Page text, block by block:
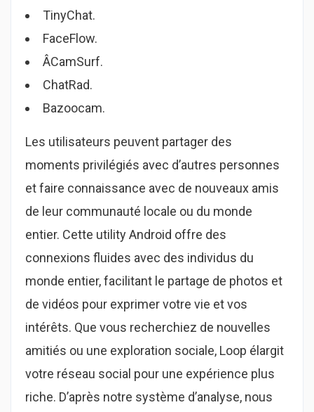
TinyChat.
FaceFlow.
ÂCamSurf.
ChatRad.
Bazoocam.
Les utilisateurs peuvent partager des
moments privilégiés avec d’autres personnes
et faire connaissance avec de nouveaux amis
de leur communauté locale ou du monde
entier. Cette utility Android offre des
connexions fluides avec des individus du
monde entier, facilitant le partage de photos et
de vidéos pour exprimer votre vie et vos
intérêts. Que vous recherchiez de nouvelles
amitiés ou une exploration sociale, Loop élargit
votre réseau social pour une expérience plus
riche. D’après notre système d’analyse, nous